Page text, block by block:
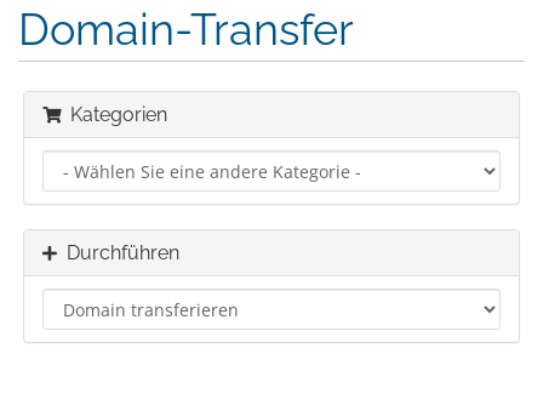
Domain-Transfer
Kategorien
Durchführen